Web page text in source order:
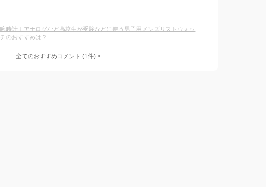
腕時計｜アナログなど高校生が受験などに使う男子用メンズリストウォッ
チのおすすめは？
全てのおすすめコメント (1件) >